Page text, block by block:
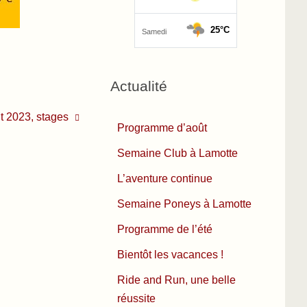
2023, stages
Actualité
Programme d’août
Semaine Club à Lamotte
L’aventure continue
Semaine Poneys à Lamotte
Programme de l’été
Bientôt les vacances !
Ride and Run, une belle
réussite